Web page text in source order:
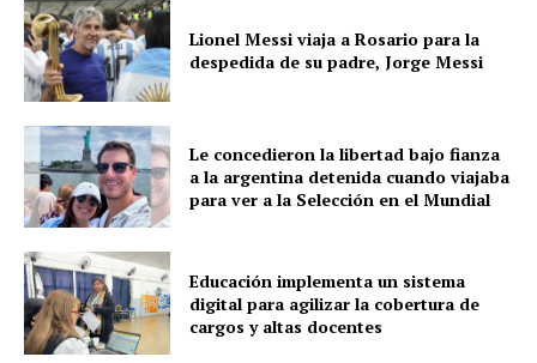
Lionel Messi viaja a Rosario para la
despedida de su padre, Jorge Messi
Le concedieron la libertad bajo fianza
a la argentina detenida cuando viajaba
para ver a la Selección en el Mundial
Educación implementa un sistema
digital para agilizar la cobertura de
cargos y altas docentes